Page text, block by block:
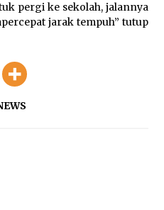
2026
pergi ke sekolah, jalannya
jarak tempuh” tutup